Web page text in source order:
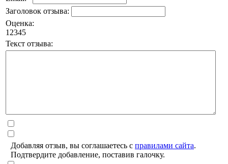
Заголовок отзыва:
Оценка:
1 2345
Текст отзыва:
Добавляя отзыв, вы соглашаетесь с правилами сайта.
Подтвердите добавление, поставив галочку.